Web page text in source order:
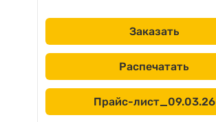
Заказать
Распечатать
Прайс-лист_09.03.26